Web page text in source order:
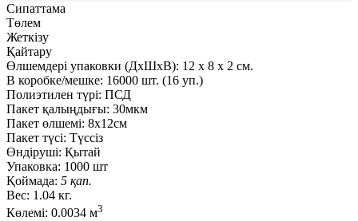
Сипаттама
Төлем
Жеткізу
Қайтару
Өлшемдері упаковки (ДxШxВ): 12 x 8 x 2 см.
В коробке/мешке: 16000 шт. (16 уп.)
Полиэтилен түрі: ПСД
Пакет қалыңдығы: 30мкм
Пакет өлшемі: 8x12см
Пакет түсі: Түссіз
Өндіруші: Қытай
Упаковка: 1000 шт
Қоймада: 5 қап.
Вес: 1.04 кг.
Көлемі: 0.0034 м3